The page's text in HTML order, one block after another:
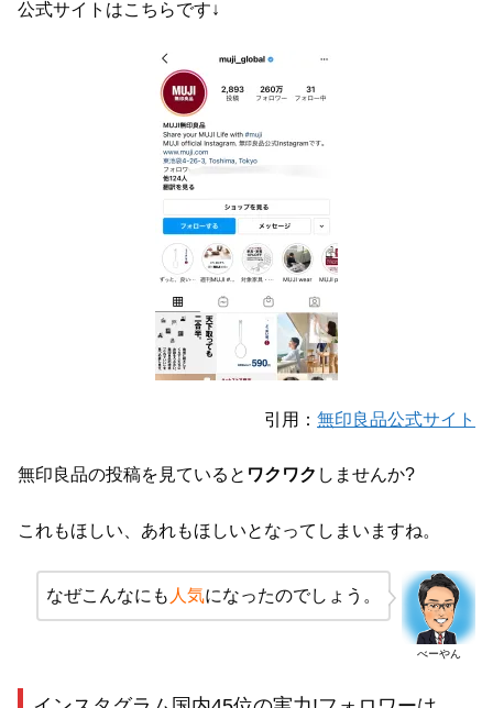
公式サイトはこちらです↓
引用： 無印良品公式サイト
無印良品の投稿を見ていると ワクワク しませんか?
これもほしい、あれもほしいとなってしまいますね。
べーやん
なぜこんなにも 人気になったのでしょう。